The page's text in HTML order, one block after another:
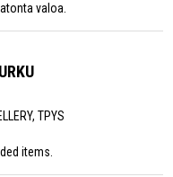
valoa.
TPYS
items.